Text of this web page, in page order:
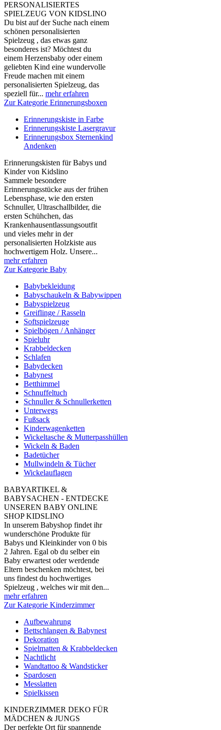
PERSONALISIERTES
SPIELZEUG VON KIDSLINO
Du bist auf der Suche nach einem
schönen personalisierten
Spielzeug , das etwas ganz
besonderes ist? Möchtest du
einem Herzensbaby oder einem
geliebten Kind eine wundervolle
Freude machen mit einem
personalisierten Spielzeug, das
speziell für... mehr erfahren
Zur Kategorie Erinnerungsboxen
Erinnerungskiste in Farbe
Erinnerungskiste Lasergravur
Erinnerungsbox Sternenkind
Andenken
Erinnerungskisten für Babys und
Kinder von Kidslino
Sammele besondere
Erinnerungsstücke aus der frühen
Lebensphase, wie den ersten
Schnuller, Ultraschallbilder, die
ersten Schühchen, das
Krankenhausentlassungsoutfit
und vieles mehr in der
personalisierten Holzkiste aus
hochwertigem Holz. Unsere...
mehr erfahren
Zur Kategorie Baby
Babybekleidung
Babyschaukeln & Babywippen
Babyspielzeug
Greiflinge / Rasseln
Softspielzeuge
Spielbögen / Anhänger
Spieluhr
Krabbeldecken
Schlafen
Babydecken
Babynest
Betthimmel
Schnuffeltuch
Schnuller & Schnullerketten
Unterwegs
Fußsack
Kinderwagenketten
Wickeltasche & Mutterpasshüllen
Wickeln & Baden
Badetücher
Mullwindeln & Tücher
Wickelauflagen
BABYARTIKEL &
BABYSACHEN - ENTDECKE
UNSEREN BABY ONLINE
SHOP KIDSLINO
In unserem Babyshop findet ihr
wunderschöne Produkte für
Babys und Kleinkinder von 0 bis
2 Jahren. Egal ob du selber ein
Baby erwartest oder werdende
Eltern beschenken möchtest, bei
uns findest du hochwertiges
Spielzeug , welches wir mit den...
mehr erfahren
Zur Kategorie Kinderzimmer
Aufbewahrung
Bettschlangen & Babynest
Dekoration
Spielmatten & Krabbeldecken
Nachtlicht
Wandtattoo & Wandsticker
Spardosen
Messlatten
Spielkissen
KINDERZIMMER DEKO FÜR
MÄDCHEN & JUNGS
Der perfekte Ort für spannende